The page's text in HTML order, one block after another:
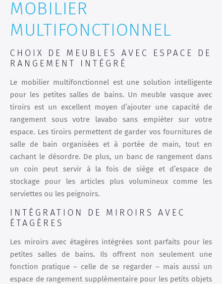
MOBILIER
MULTIFONCTIONNEL
CHOIX DE MEUBLES AVEC ESPACE DE
RANGEMENT INTÉGRÉ
Le mobilier multifonctionnel est une solution intelligente
pour les petites salles de bains. Un meuble vasque avec
tiroirs est un excellent moyen d’ajouter une capacité de
rangement sous votre lavabo sans empiéter sur votre
espace. Les tiroirs permettent de garder vos fournitures de
salle de bain organisées et à portée de main, tout en
cachant le désordre. De plus, un banc de rangement dans
un coin peut servir à la fois de siège et d’espace de
stockage pour les articles plus volumineux comme les
serviettes ou les peignoirs.
INTÉGRATION DE MIROIRS AVEC
ÉTAGÈRES
Les miroirs avec étagères intégrées sont parfaits pour les
petites salles de bains. Ils offrent non seulement une
fonction pratique – celle de se regarder – mais aussi un
espace de rangement supplémentaire pour les petits objets